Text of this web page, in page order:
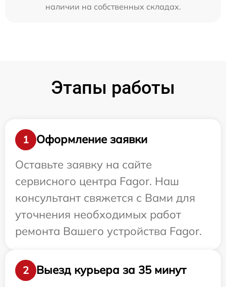
наличии на собственных складах.
Этапы работы
1
Оформление заявки
Оставьте заявку на сайте
сервисного центра Fagor. Наш
консультант свяжется с Вами для
уточнения необходимых работ
ремонта Вашего устройства Fagor.
2
Выезд курьера за 35 минут